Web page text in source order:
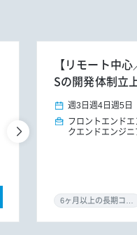
【リモート中
Sの開発体制立
週3日 週4日 週5日
フロントエンド
クエンドエンジ